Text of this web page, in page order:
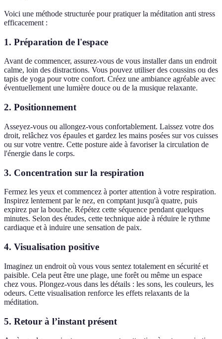
Voici une méthode structurée pour pratiquer la méditation anti stress
efficacement :
1. Préparation de l'espace
Avant de commencer, assurez-vous de vous installer dans un endroit
calme, loin des distractions. Vous pouvez utiliser des coussins ou des
tapis de yoga pour votre confort. Créez une ambiance agréable avec
éventuellement une lumière douce ou de la musique relaxante.
2. Positionnement
Asseyez-vous ou allongez-vous confortablement. Laissez votre dos
droit, relâchez vos épaules et gardez les mains posées sur vos cuisses
ou sur votre ventre. Cette posture aide à favoriser la circulation de
l'énergie dans le corps.
3. Concentration sur la respiration
Fermez les yeux et commencez à porter attention à votre respiration.
Inspirez lentement par le nez, en comptant jusqu'à quatre, puis
expirez par la bouche. Répétez cette séquence pendant quelques
minutes. Selon des études, cette technique aide à réduire le rythme
cardiaque et à induire une sensation de paix.
4. Visualisation positive
Imaginez un endroit où vous vous sentez totalement en sécurité et
paisible. Cela peut être une plage, une forêt ou même un espace
chez vous. Plongez-vous dans les détails : les sons, les couleurs, les
odeurs. Cette visualisation renforce les effets relaxants de la
méditation.
5. Retour à l’instant présent